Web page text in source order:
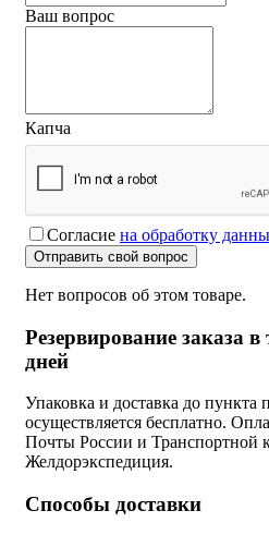
Ваш вопрос
Капча
Согласие на обработку
Отправить свой вопрос
Нет вопросов об этом товаре.
Резервирование заказа
дней
Упаковка и доставка до пункта
осуществляется бесплатно.
Почты России и Транспортной
Желдорэкспедиция.
Способы доставки